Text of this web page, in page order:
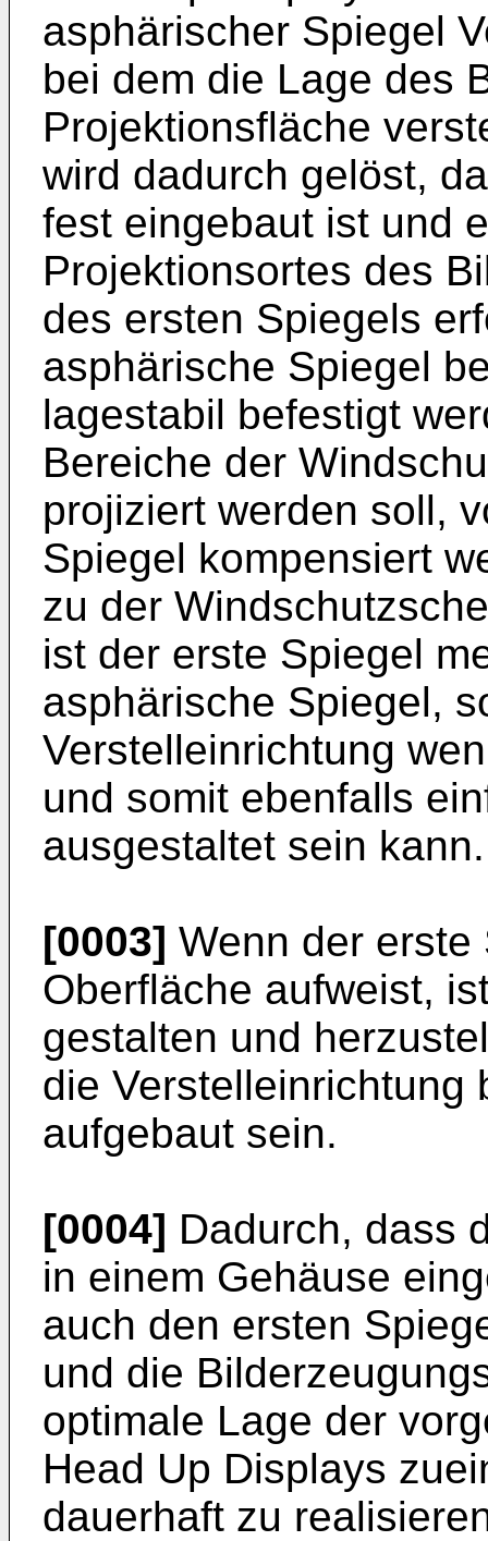
asphärischer Spiegel
bei dem die Lage des
Projektionsfläche
wird dadurch gelöst,
fest eingebaut ist und
Projektionsortes des
des ersten Spiegels
asphärische Spiegel
lagestabil befestigt
Bereiche der
projiziert werden soll,
Spiegel kompensiert
zu der
ist der erste Spiegel
asphärische Spiegel,
Verstelleinrichtung
und somit ebenfalls
ausgestaltet sein kann.
[0003] Wenn der
Oberfläche aufweist,
gestalten und
die Verstelleinrichtung
aufgebaut sein.
[0004] Dadurch, dass
in einem Gehäuse
auch den ersten
und die
optimale Lage der
Head Up Displays
dauerhaft zu